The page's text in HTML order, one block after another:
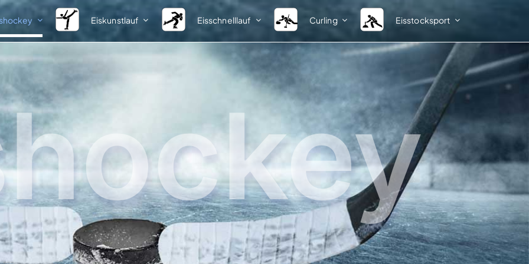
Eiskunstlauf Eisschnelllauf Curling Eisstocksport
Spielbetrieb
Ausschreibungen
Startlisten
Ergebnisse
2. Bundesliga
Klasseneinteilungen
Pokale
Nachwuchs
Ergebnisse
Talentförderlehrgänge
Förderlehrgang I
Teilnehmer
Ergebnisse
Ligastruktur
Damen Sommer
Herren Winter
Spielsystem Herren 1. Bundesliga
Spielsystem Herren 2. Bundesliga
Damen Winter
Spielsystem Damen 1. Bundesliga
Verband
BEV-News
Kontakte Fachsparte A – Z
Kontakte Bezirksobleute A
Kontakte Kreisobleute A – Z
Vereinsverzeichnis
Ordnungen und
Weblinks
IFI